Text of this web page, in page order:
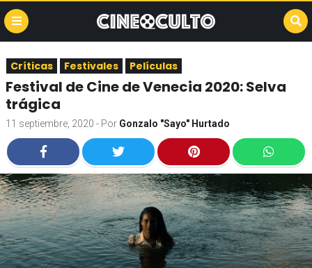
Críticas Festivales Películas
Festival de Cine de Venecia 2020: Selva
trágica
11 septiembre, 2020 - Por Gonzalo "Sayo" Hurtado